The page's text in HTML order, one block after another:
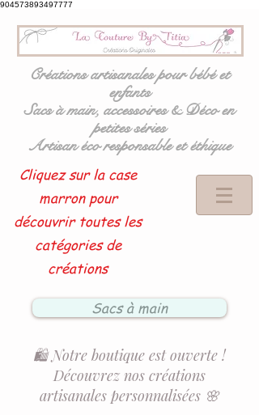
904573893497777
Créations artisanales pour bébé et
enfants
Sacs à main, accessoires & Déco en
petites séries
Artisan éco responsable et éthique
Cliquez sur la case
marron pour
découvrir toutes les
catégories de
créations
Sacs à main
🛍️ Notre boutique est ouverte !
Découvrez nos créations
artisanales personnalisées 🌸